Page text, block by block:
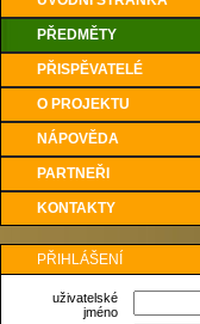
PŘEDMĚTY
PŘISPĚVATELÉ
O PROJEKTU
NÁPOVĚDA
PARTNEŘI
KONTAKTY
PŘIHLÁŠENÍ
uživatelské
jméno